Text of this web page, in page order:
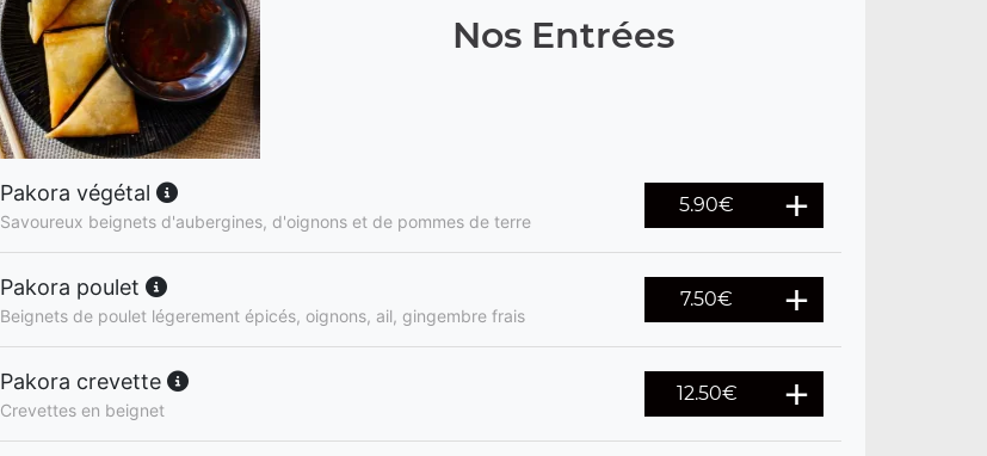
Nos Entrées
Pakora végétal
Savoureux beignets d'aubergines, d'oignons et de pommes de terre
5.90€
Pakora poulet
Beignets de poulet légerement épicés, oignons, ail, gingembre frais
7.50€
Pakora crevette
Crevettes en beignet
12.50€